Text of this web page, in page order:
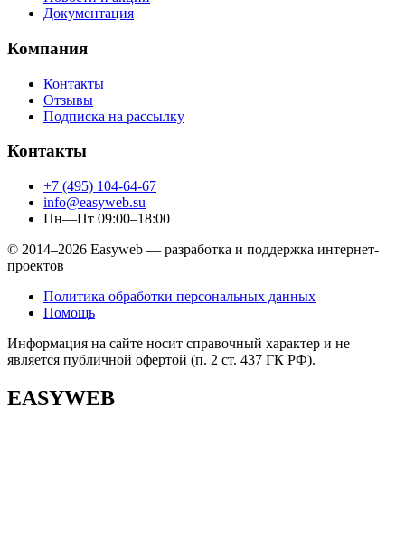
Документация
Компания
Контакты
Отзывы
Подписка на рассылку
Контакты
+7 (495) 104-64-67
info@easyweb.su
Пн—Пт 09:00–18:00
© 2014–2026 Easyweb — разработка и поддержка интернет-
проектов
Политика обработки персональных данных
Помощь
Информация на сайте носит справочный характер и не
является публичной офертой (п. 2 ст. 437 ГК РФ).
EASYWEB